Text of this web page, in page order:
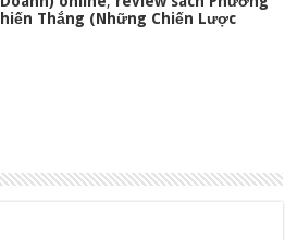
Thắng (Những Chiến Lược